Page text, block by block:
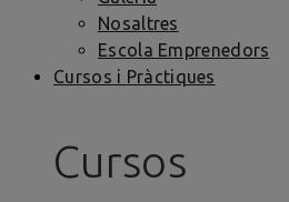
Nosaltres
Escola Emprenedors
Cursos i Pràctiques
Cursos